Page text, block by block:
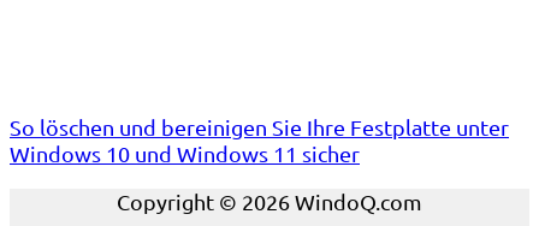
So löschen und bereinigen Sie Ihre Festplatte unter
Windows 10 und Windows 11 sicher
Copyright © 2026 WindoQ.com